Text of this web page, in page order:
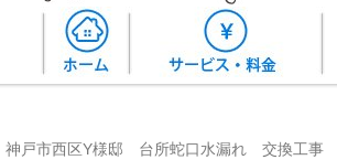
神戸市西区Y様邸 台所蛇口水漏れ 交換工事